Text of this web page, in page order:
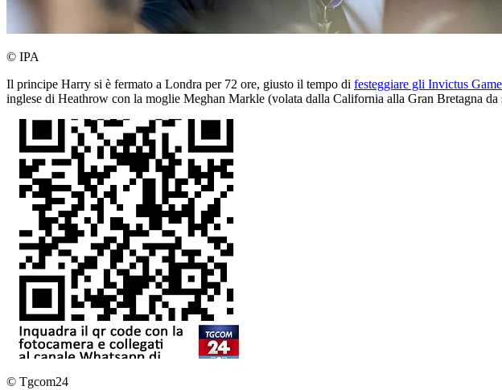
© IPA
Il principe Harry si è fermato a Londra per 72 ore, giusto il tempo di festeggiare gli Invictus
inglese di Heathrow con la moglie Meghan Markle (volata dalla California alla Gran Bretagna da
© Tgcom24